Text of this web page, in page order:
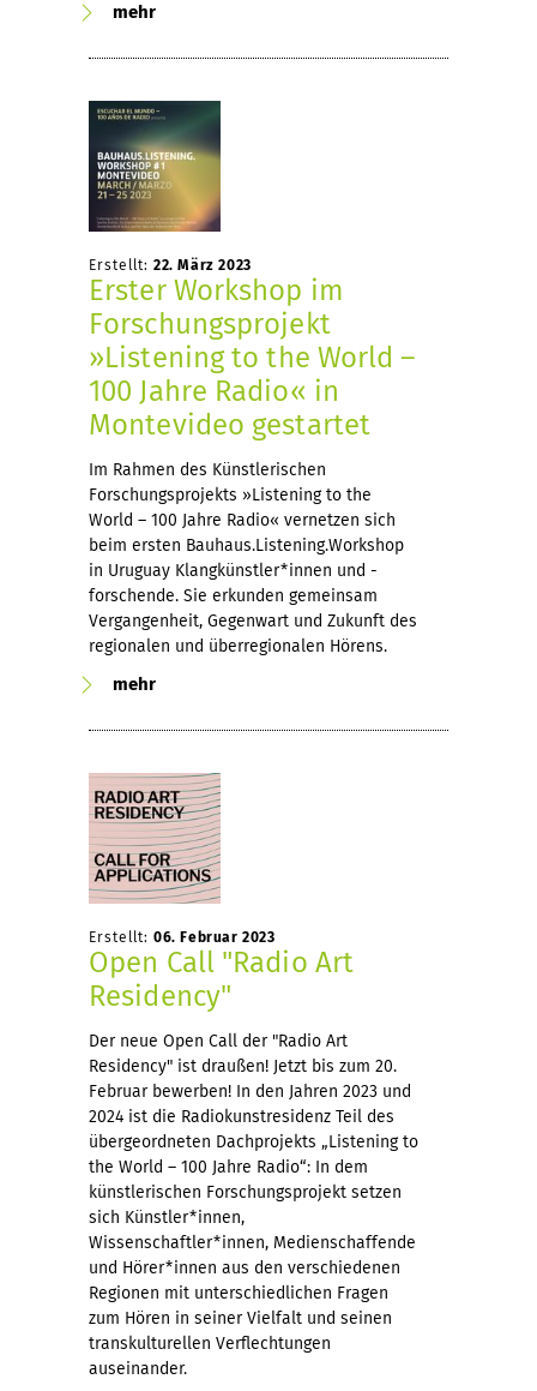
mehr
Erstellt: 22. März 2023
Erster Workshop im
Forschungsprojekt
»Listening to the World –
100 Jahre Radio« in
Montevideo gestartet
Im Rahmen des Künstlerischen
Forschungsprojekts »Listening to the
World – 100 Jahre Radio« vernetzen sich
beim ersten Bauhaus.Listening.Workshop
in Uruguay Klangkünstler*innen und -
forschende. Sie erkunden gemeinsam
Vergangenheit, Gegenwart und Zukunft des
regionalen und überregionalen Hörens.
mehr
Erstellt: 06. Februar 2023
Open Call "Radio Art
Residency"
Der neue Open Call der "Radio Art
Residency" ist draußen! Jetzt bis zum 20.
Februar bewerben! In den Jahren 2023 und
2024 ist die Radiokunstresidenz Teil des
übergeordneten Dachprojekts „Listening to
the World – 100 Jahre Radio“: In dem
künstlerischen Forschungsprojekt setzen
sich Künstler*innen,
Wissenschaftler*innen, Medienschaffende
und Hörer*innen aus den verschiedenen
Regionen mit unterschiedlichen Fragen
zum Hören in seiner Vielfalt und seinen
transkulturellen Verflechtungen
auseinander.